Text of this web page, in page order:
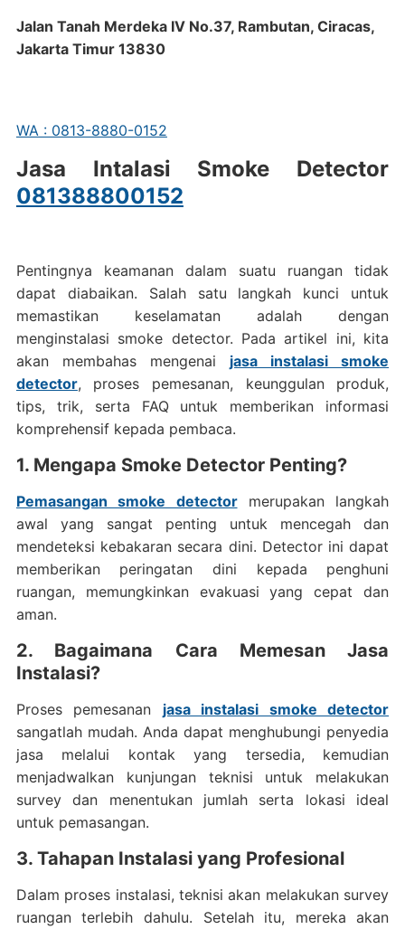
Jalan Tanah Merdeka IV No.37, Rambutan, Ciracas,
Jakarta Timur 13830
WA : 0813-8880-0152
Jasa Intalasi Smoke Detector
081388800152
Pentingnya keamanan dalam suatu ruangan tidak
dapat diabaikan. Salah satu langkah kunci untuk
memastikan keselamatan adalah dengan
menginstalasi smoke detector. Pada artikel ini, kita
akan membahas mengenai jasa instalasi smoke
detector, proses pemesanan, keunggulan produk,
tips, trik, serta FAQ untuk memberikan informasi
komprehensif kepada pembaca.
1. Mengapa Smoke Detector Penting?
Pemasangan smoke detectormerupakan langkah
awal yang sangat penting untuk mencegah dan
mendeteksi kebakaran secara dini. Detector ini dapat
memberikan peringatan dini kepada penghuni
ruangan, memungkinkan evakuasi yang cepat dan
aman.
2. Bagaimana Cara Memesan Jasa
Instalasi?
Proses pemesanan jasa instalasi smoke detector
sangatlah mudah. Anda dapat menghubungi penyedia
jasa melalui kontak yang tersedia, kemudian
menjadwalkan kunjungan teknisi untuk melakukan
survey dan menentukan jumlah serta lokasi ideal
untuk pemasangan.
3. Tahapan Instalasi yang Profesional
Dalam proses instalasi, teknisi akan melakukan survey
ruangan terlebih dahulu. Setelah itu, mereka akan